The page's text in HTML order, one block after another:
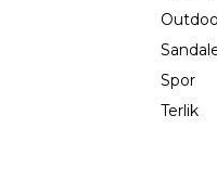
Spor
Terlik